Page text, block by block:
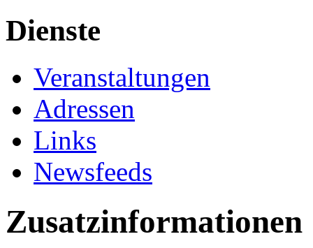
Dienste
Veranstaltungen
Adressen
Links
Newsfeeds
Zusatzinformationen